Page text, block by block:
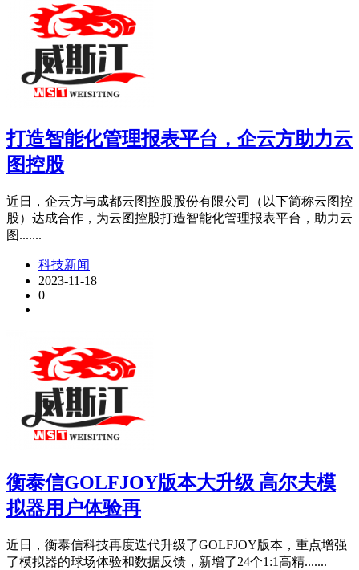
打造智能化管理报表平台，企云方助力云
图控股
近日，企云方与成都云图控股股份有限公司（以下简称云图控
股）达成合作，为云图控股打造智能化管理报表平台，助力云
图.......
科技新闻
2023-11-18
0
衡泰信GOLFJOY版本大升级 高尔夫模
拟器用户体验再
近日，衡泰信科技再度迭代升级了GOLFJOY版本，重点增强
了模拟器的球场体验和数据反馈，新增了24个1:1高精.......